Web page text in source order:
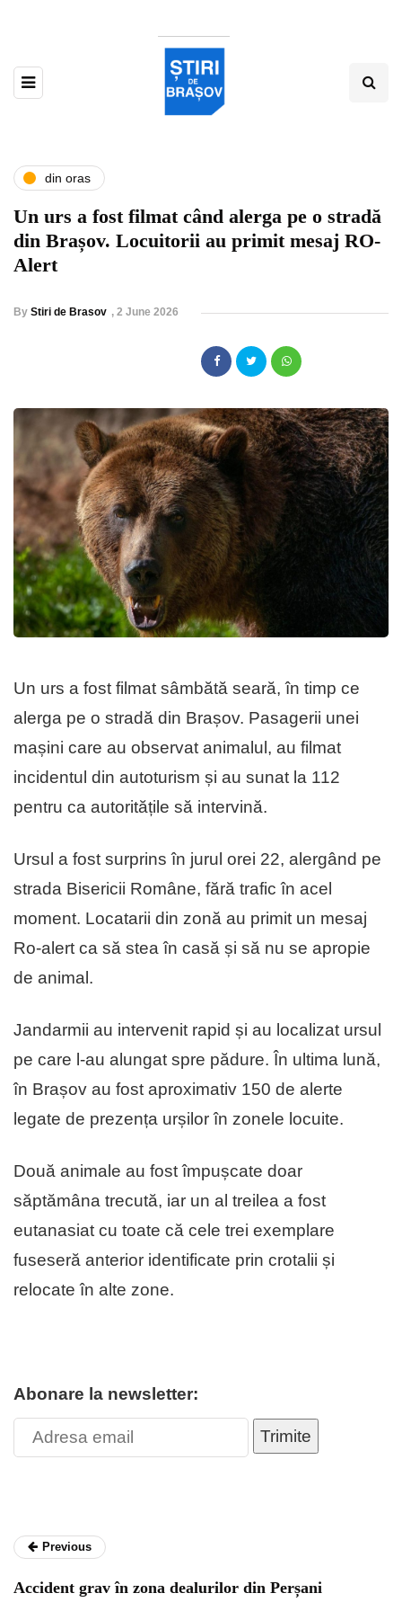
din oras
Un urs a fost filmat când alerga pe o stradă
din Brașov. Locuitorii au primit mesaj RO-
Alert
By Stiri de Brasov , 2 June 2026
Un urs a fost filmat sâmbătă seară, în timp ce
alerga pe o stradă din Brașov. Pasagerii unei
mașini care au observat animalul, au filmat
incidentul din autoturism și au sunat la 112
pentru ca autoritățile să intervină.
Ursul a fost surprins în jurul orei 22, alergând pe
strada Bisericii Române, fără trafic în acel
moment. Locatarii din zonă au primit un mesaj
Ro-alert ca să stea în casă și să nu se apropie
de animal.
Jandarmii au intervenit rapid și au localizat ursul
pe care l-au alungat spre pădure. În ultima lună,
în Brașov au fost aproximativ 150 de alerte
legate de prezența urșilor în zonele locuite.
Două animale au fost împușcate doar
săptămâna trecută, iar un al treilea a fost
eutanasiat cu toate că cele trei exemplare
fuseseră anterior identificate prin crotalii și
relocate în alte zone.
Abonare la newsletter:
Trimite
Previous
Accident grav în zona dealurilor din Perșani